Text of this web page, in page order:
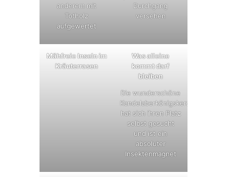
anderem mit
Totholz
aufgewertet
Durchgang
versehen
Mähfreie Inseln im
Kräuterrasen
Was alleine
kommt darf
bleiben
Die wunderschöne
Kandelaberkönigskerze
hat sich ihren Platz
selbst gesucht
und ist ein
absoluter
Insektenmagnet